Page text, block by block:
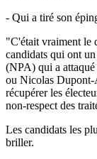
- Qui a tiré son
"C'était vraiment le
candidats qui ont
(NPA) qui a
ou Nicolas Dupont-
récupérer les
non-respect des
Les candidats les
briller.